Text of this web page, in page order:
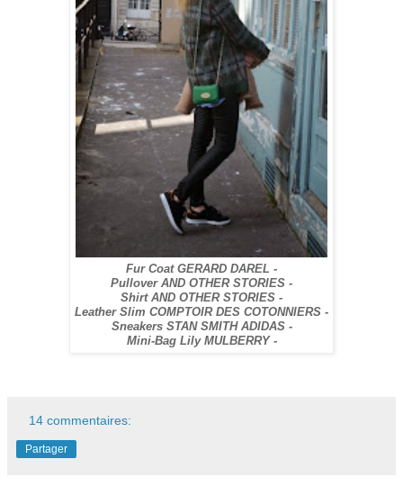
Fur Coat GERARD DAREL -
Pullover AND OTHER STORIES -
Shirt AND OTHER STORIES -
Leather Slim COMPTOIR DES COTONNIERS -
Sneakers STAN SMITH ADIDAS -
Mini-Bag Lily MULBERRY -
14 commentaires:
Partager